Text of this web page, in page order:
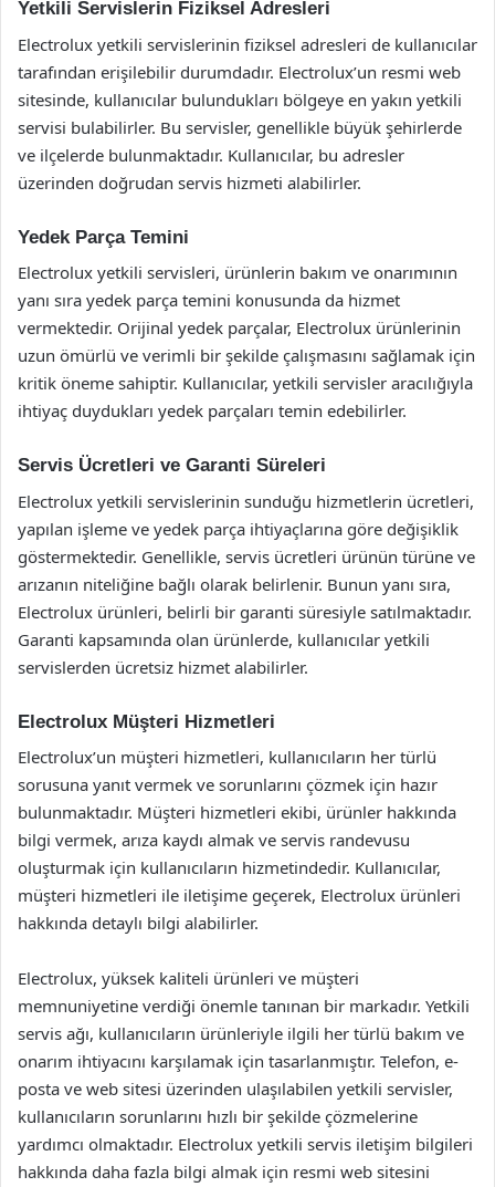
Yetkili Servislerin Fiziksel Adresleri
Electrolux yetkili servislerinin fiziksel adresleri de kullanıcılar
tarafından erişilebilir durumdadır. Electrolux’un resmi web
sitesinde, kullanıcılar bulundukları bölgeye en yakın yetkili
servisi bulabilirler. Bu servisler, genellikle büyük şehirlerde
ve ilçelerde bulunmaktadır. Kullanıcılar, bu adresler
üzerinden doğrudan servis hizmeti alabilirler.
Yedek Parça Temini
Electrolux yetkili servisleri, ürünlerin bakım ve onarımının
yanı sıra yedek parça temini konusunda da hizmet
vermektedir. Orijinal yedek parçalar, Electrolux ürünlerinin
uzun ömürlü ve verimli bir şekilde çalışmasını sağlamak için
kritik öneme sahiptir. Kullanıcılar, yetkili servisler aracılığıyla
ihtiyaç duydukları yedek parçaları temin edebilirler.
Servis Ücretleri ve Garanti Süreleri
Electrolux yetkili servislerinin sunduğu hizmetlerin ücretleri,
yapılan işleme ve yedek parça ihtiyaçlarına göre değişiklik
göstermektedir. Genellikle, servis ücretleri ürünün türüne ve
arızanın niteliğine bağlı olarak belirlenir. Bunun yanı sıra,
Electrolux ürünleri, belirli bir garanti süresiyle satılmaktadır.
Garanti kapsamında olan ürünlerde, kullanıcılar yetkili
servislerden ücretsiz hizmet alabilirler.
Electrolux Müşteri Hizmetleri
Electrolux’un müşteri hizmetleri, kullanıcıların her türlü
sorusuna yanıt vermek ve sorunlarını çözmek için hazır
bulunmaktadır. Müşteri hizmetleri ekibi, ürünler hakkında
bilgi vermek, arıza kaydı almak ve servis randevusu
oluşturmak için kullanıcıların hizmetindedir. Kullanıcılar,
müşteri hizmetleri ile iletişime geçerek, Electrolux ürünleri
hakkında detaylı bilgi alabilirler.
Electrolux, yüksek kaliteli ürünleri ve müşteri
memnuniyetine verdiği önemle tanınan bir markadır. Yetkili
servis ağı, kullanıcıların ürünleriyle ilgili her türlü bakım ve
onarım ihtiyacını karşılamak için tasarlanmıştır. Telefon, e-
posta ve web sitesi üzerinden ulaşılabilen yetkili servisler,
kullanıcıların sorunlarını hızlı bir şekilde çözmelerine
yardımcı olmaktadır. Electrolux yetkili servis iletişim bilgileri
hakkında daha fazla bilgi almak için resmi web sitesini